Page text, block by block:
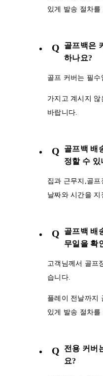
있게 발송 절차를
Q
골프백은
하나요?
골프 커버는 필수
가지고 계시지 않
바랍니다.
Q
골프백 배
정할 수 있
집과 근무지,골
날짜와 시간을 지
Q
골프백 배
무일을 확
고객님께서 골프
습니다.
플레이 전날까지
있게 발송 절차를
Q
전용 커버
요?